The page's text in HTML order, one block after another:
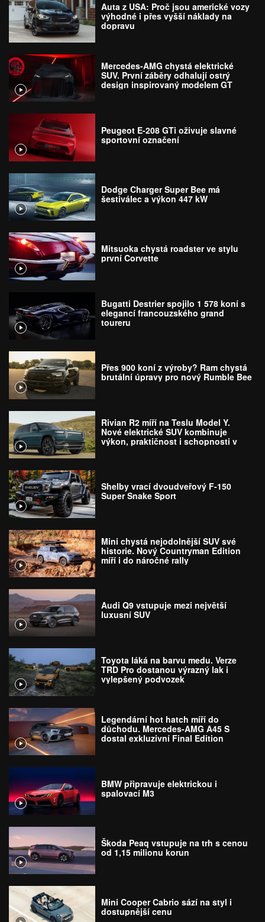
Auta z USA: Proč jsou americké vozy
výhodné i přes vyšší náklady na
dopravu
Mercedes-AMG chystá elektrické
SUV. První záběry odhalují ostrý
design inspirovaný modelem GT
Peugeot E-208 GTi oživuje slavné
sportovní označení
Dodge Charger Super Bee má
šestiválec a výkon 447 kW
Mitsuoka chystá roadster ve stylu
první Corvette
Bugatti Destrier spojilo 1 578 koní s
elegancí francouzského grand
toureru
Přes 900 koní z výroby? Ram chystá
brutální úpravy pro nový Rumble Bee
Rivian R2 míří na Teslu Model Y.
Nové elektrické SUV kombinuje
výkon, praktičnost i schopnosti v
Shelby vrací dvoudveřový F-150
Super Snake Sport
Mini chystá nejodolnější SUV své
historie. Nový Countryman Edition
míří i do náročné rally
Audi Q9 vstupuje mezi největší
luxusní SUV
Toyota láká na barvu medu. Verze
TRD Pro dostanou výrazný lak i
vylepšený podvozek
Legendární hot hatch míří do
důchodu. Mercedes-AMG A45 S
dostal exkluzivní Final Edition
BMW připravuje elektrickou i
spalovací M3
Škoda Peaq vstupuje na trh s cenou
od 1,15 milionu korun
Mini Cooper Cabrio sází na styl i
dostupnější cenu